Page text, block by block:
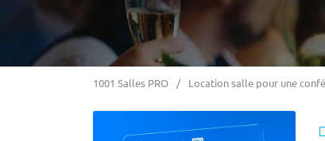
1001 Salles PRO Location salle pour une